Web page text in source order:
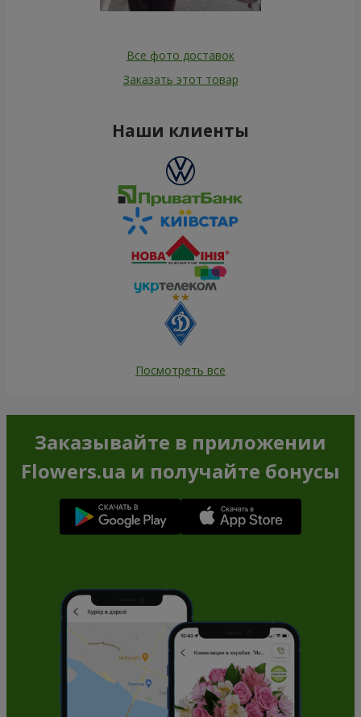
Все фото доставок
Заказать этот товар
Наши клиенты
Посмотреть все
Заказывайте в приложении
Flowers.ua и получайте бонусы